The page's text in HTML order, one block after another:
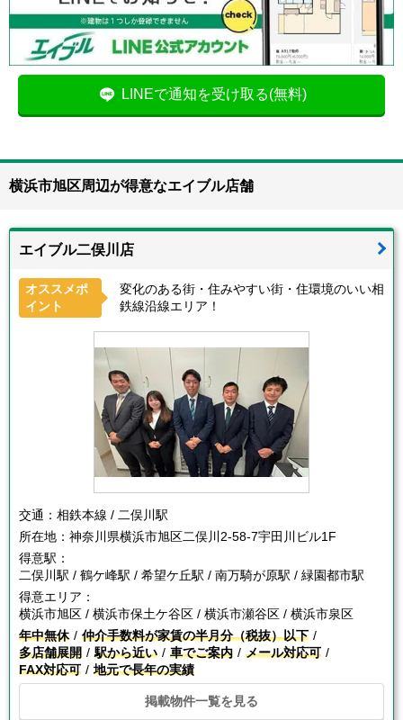
LINEで通知を受け取る(無料)
横浜市旭区周辺が得意なエイブル店舗
エイブル二俣川店
オススメポ
イント
変化のある街・住みやすい街・住環境のいい相
鉄線沿線エリア！
交通： 相鉄本線 / 二俣川駅
所在地： 神奈川県横浜市旭区二俣川2-58-7宇田川ビル1F
得意駅：
二俣川駅 / 鶴ケ峰駅 / 希望ケ丘駅 / 南万騎が原駅 / 緑園都市駅
得意エリア：
横浜市旭区 / 横浜市保土ケ谷区 / 横浜市瀬谷区 / 横浜市泉区
年中無休
仲介手数料が家賃の半月分（税抜）以下
多店舗展開
駅から近い 車でご案内
メール対応可
FAX対応可
地元で長年の実績
掲載物件一覧を見る